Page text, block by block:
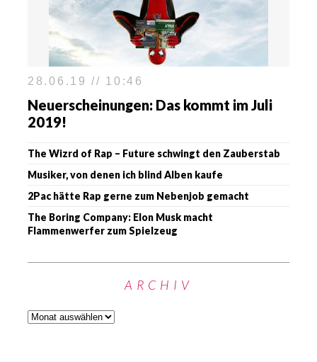
28.06.19 // 10:46
Neuerscheinungen: Das kommt im Juli
2019!
The Wizrd of Rap – Future schwingt den Zauberstab
Musiker, von denen ich blind Alben kaufe
2Pac hätte Rap gerne zum Nebenjob gemacht
The Boring Company: Elon Musk macht
Flammenwerfer zum Spielzeug
ARCHIV